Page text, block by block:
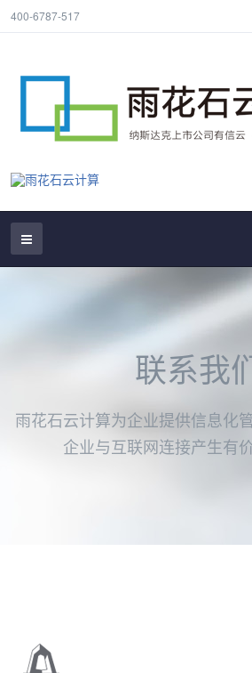
400-6787-517
联系我
雨花石云计算为企业提供信息化
企业与互联网连接产生有